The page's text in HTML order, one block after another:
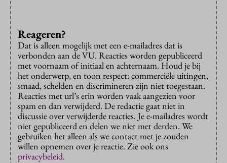
Reageren?
Dat is alleen mogelijk met een e-mailadres dat is
verbonden aan de VU. Reacties worden gepubliceerd
met voornaam of initiaal en achternaam. Houd je bij
het onderwerp, en toon respect: commerciële uitingen,
smaad, schelden en discrimineren zijn niet toegestaan.
Reacties met url’s erin worden vaak aangezien voor
spam en dan verwijderd. De redactie gaat niet in
discussie over verwijderde reacties. Je e-mailadres wordt
niet gepubliceerd en delen we niet met derden. We
gebruiken het alleen als we contact met je zouden
willen opnemen over je reactie. Zie ook ons
privacybeleid.